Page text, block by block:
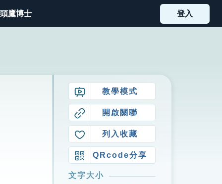
鷹博士 登入
教學模式
開啟關聯
列入收藏
QRcode分享
文字大小